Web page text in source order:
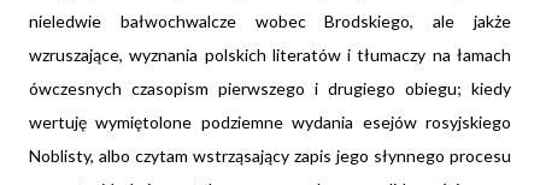
nieledwie bałwochwalcze wobec Brodskiego, ale jakże
wzruszające, wyznania polskich literatów i tłumaczy na łamach
ówczesnych czasopism pierwszego i drugiego obiegu; kiedy
wertuję wymiętolone podziemne wydania esejów rosyjskiego
Noblisty, albo czytam wstrząsający zapis jego słynnego procesu